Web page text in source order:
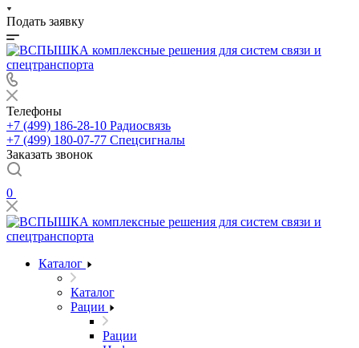
Подать заявку
Телефоны
+7 (499) 186-28-10 Радиосвязь
+7 (499) 180-07-77 Спецсигналы
Заказать звонок
0
Каталог
Каталог
Рации
Рации